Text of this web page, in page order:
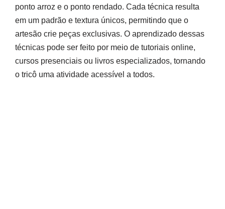
ponto arroz e o ponto rendado. Cada técnica resulta
em um padrão e textura únicos, permitindo que o
artesão crie peças exclusivas. O aprendizado dessas
técnicas pode ser feito por meio de tutoriais online,
cursos presenciais ou livros especializados, tornando
o tricô uma atividade acessível a todos.